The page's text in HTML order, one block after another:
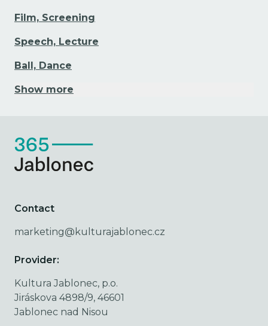
Film, Screening
Speech, Lecture
Ball, Dance
Show more
Contact
marketing@kulturajablonec.cz
Provider:
Kultura Jablonec, p.o.
Jiráskova 4898/9, 46601
Jablonec nad Nisou